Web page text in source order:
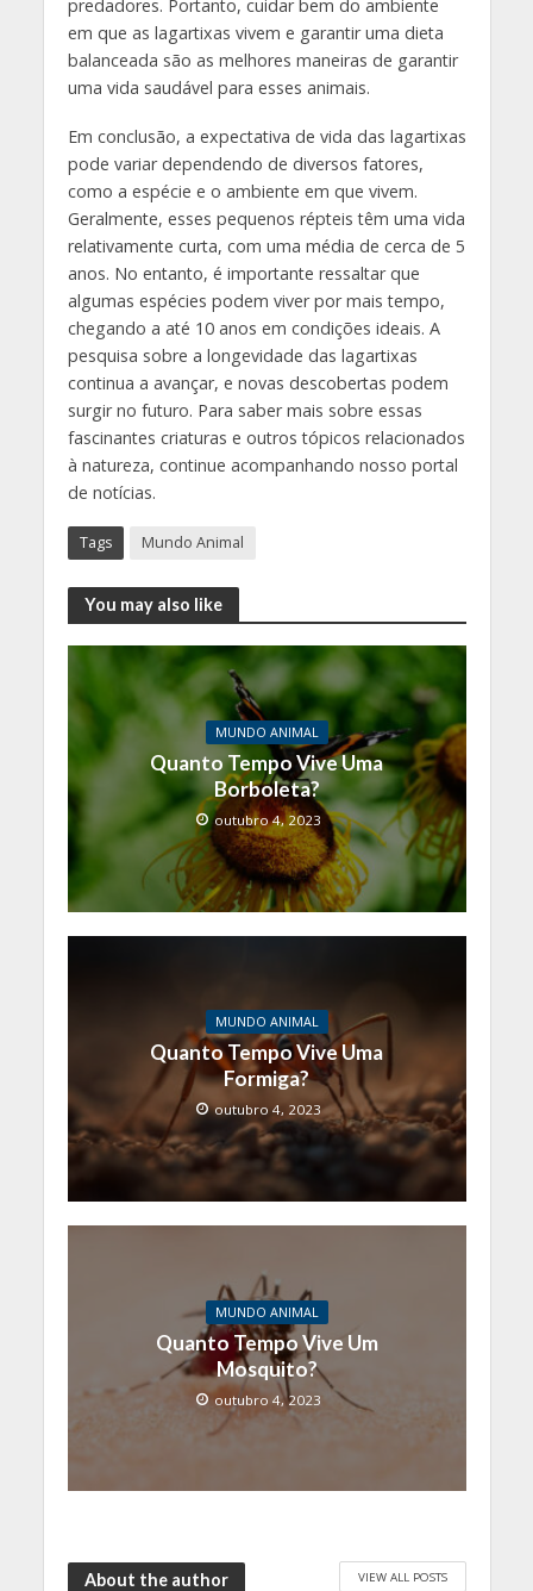
predadores. Portanto, cuidar bem do ambiente
em que as lagartixas vivem e garantir uma dieta
balanceada são as melhores maneiras de garantir
uma vida saudável para esses animais.
Em conclusão, a expectativa de vida das lagartixas
pode variar dependendo de diversos fatores,
como a espécie e o ambiente em que vivem.
Geralmente, esses pequenos répteis têm uma vida
relativamente curta, com uma média de cerca de 5
anos. No entanto, é importante ressaltar que
algumas espécies podem viver por mais tempo,
chegando a até 10 anos em condições ideais. A
pesquisa sobre a longevidade das lagartixas
continua a avançar, e novas descobertas podem
surgir no futuro. Para saber mais sobre essas
fascinantes criaturas e outros tópicos relacionados
à natureza, continue acompanhando nosso portal
de notícias.
Tags Mundo Animal
You may also like
MUNDO ANIMAL
Quanto Tempo Vive Uma
Borboleta?
outubro 4, 2023
MUNDO ANIMAL
Quanto Tempo Vive Uma
Formiga?
outubro 4, 2023
MUNDO ANIMAL
Quanto Tempo Vive Um
Mosquito?
outubro 4, 2023
About the author VIEW ALL POSTS